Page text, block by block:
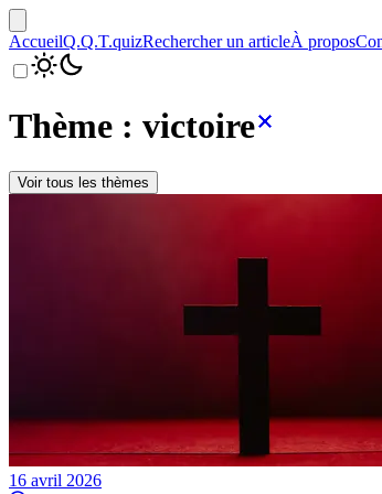
AccueilQ.Q.T.quizRechercher un articleÀ propos
Thème : victoire
Voir tous les thèmes
16 avril 2026